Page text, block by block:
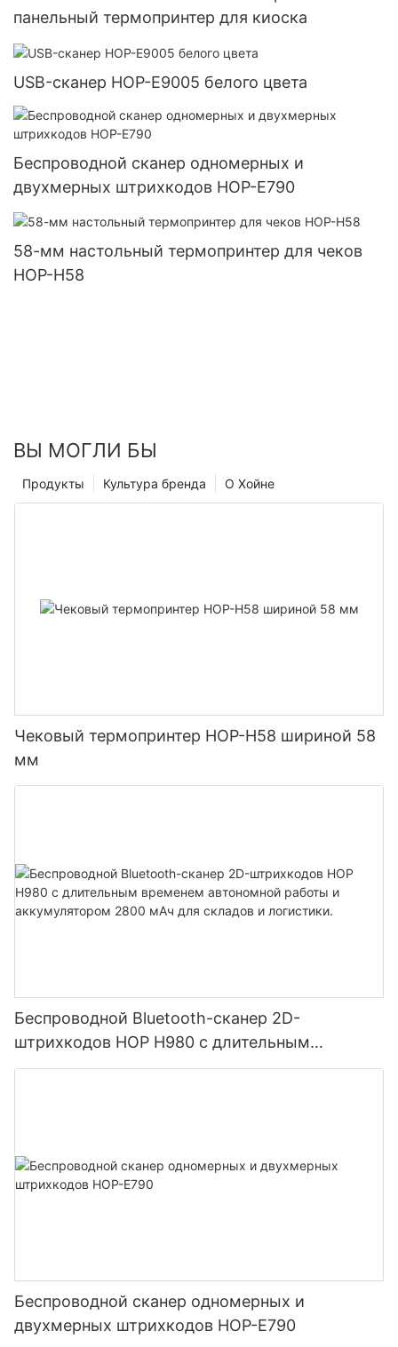
панельный термопринтер для киоска
USB-сканер HOP-E9005 белого цвета
Беспроводной сканер одномерных и
двухмерных штрихкодов HOP-E790
58-мм настольный термопринтер для чеков
HOP-H58
ВЫ МОГЛИ БЫ
О Хойне
Культура бренда
Продукты
Чековый термопринтер HOP-H58 шириной 58
мм
Беспроводной Bluetooth-сканер 2D-
штрихкодов HOP H980 с длительным
временем автономной работы и
Беспроводной сканер одномерных и
двухмерных штрихкодов HOP-E790